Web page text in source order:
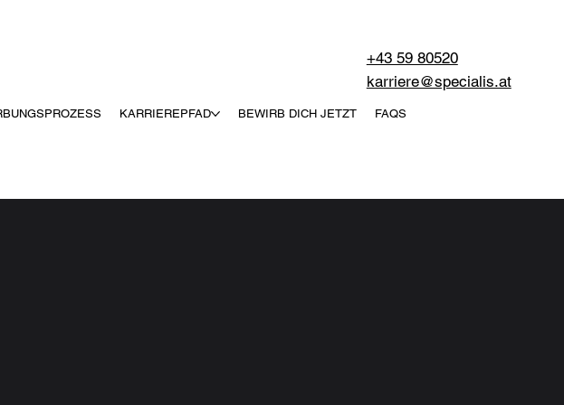
+43 59 80520
karriere@specialis.at
KARRIEREPFAD BEWIRB DICH JETZT FAQS